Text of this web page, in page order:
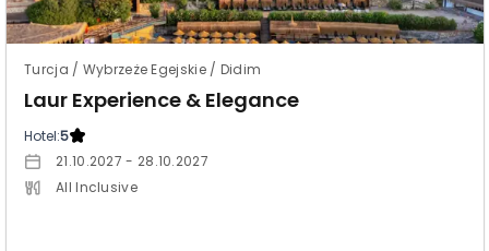
Turcja / Wybrzeże Egejskie / Didim
Laur Experience & Elegance
Hotel:5
21.10.2027 - 28.10.2027
All Inclusive